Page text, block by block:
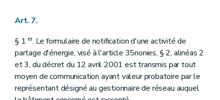
Art. 7.
§ 1 er. Le formulaire de notification d'une activité de
partage d'énergie, visé à l'article 35nonies, § 2, alinéas 2
et 3, du décret du 12 avril 2001 est transmis par tout
moyen de communication ayant valeur probatoire par le
représentant désigné au gestionnaire de réseau auquel